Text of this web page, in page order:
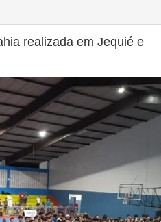
realizada em Jequié e